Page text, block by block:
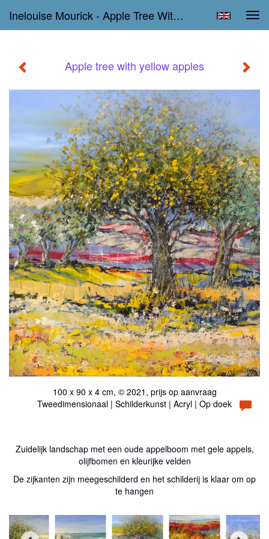
Inelouise Mourick - Apple Tree With Yellow Apples
Apple tree with yellow apples
100 x 90 x 4 cm, © 2021, prijs op aanvraag
Tweedimensionaal | Schilderkunst | Acryl | Op doek
Zuidelijk landschap met een oude appelboom met gele appels,
olijfbomen en kleurijke velden
De zijkanten zijn meegeschilderd en het schilderij is klaar om op
te hangen